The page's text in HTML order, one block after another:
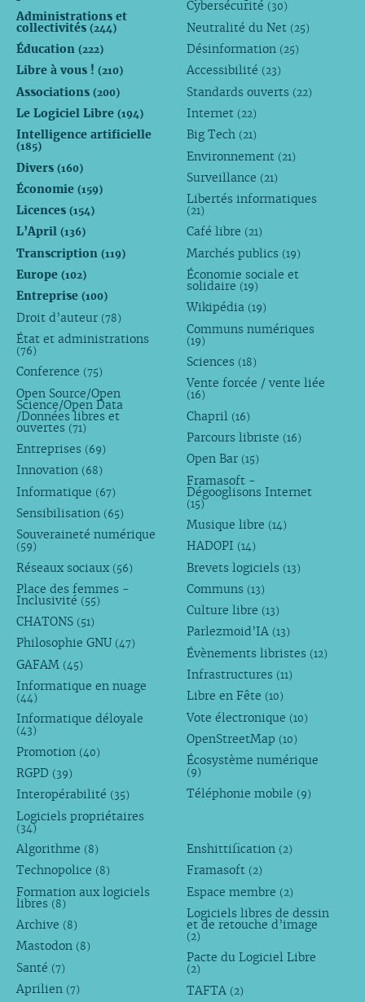
Administrations et
collectivités (244)
Éducation (222)
Libre à vous ! (210)
Associations (200)
Le Logiciel Libre (194)
Intelligence artificielle
(185)
Divers (160)
Économie (159)
Licences (154)
L’April (136)
Transcription (119)
Europe (102)
Entreprise (100)
Droit d’auteur (78)
État et administrations
(76)
Conference (75)
Open Source/Open
Science/Open Data
/Données libres et
ouvertes (71)
Entreprises (69)
Innovation (68)
Informatique (67)
Sensibilisation (65)
Souveraineté numérique
(59)
Réseaux sociaux (56)
Place des femmes -
Inclusivité (55)
CHATONS (51)
Philosophie GNU (47)
GAFAM (45)
Informatique en nuage
(44)
Informatique déloyale
(43)
Promotion (40)
RGPD (39)
Interopérabilité (35)
Logiciels propriétaires
(34)
Cybersécurité (30)
Neutralité du Net (25)
Désinformation (25)
Accessibilité (23)
Standards ouverts (22)
Internet (22)
Big Tech (21)
Environnement (21)
Surveillance (21)
Libertés informatiques
(21)
Café libre (21)
Marchés publics (19)
Économie sociale et
solidaire (19)
Wikipédia (19)
Communs numériques
(19)
Sciences (18)
Vente forcée / vente liée
(16)
Chapril (16)
Parcours libriste (16)
Open Bar (15)
Framasoft -
Dégooglisons Internet
(15)
Musique libre (14)
HADOPI (14)
Brevets logiciels (13)
Communs (13)
Culture libre (13)
Parlezmoid’IA (13)
Évènements libristes (12)
Infrastructures (11)
Libre en Fête (10)
Vote électronique (10)
OpenStreetMap (10)
Écosystème numérique
(9)
Téléphonie mobile (9)
Algorithme (8)
Technopolice (8)
Formation aux logiciels
libres (8)
Archive (8)
Mastodon (8)
Santé (7)
Aprilien (7)
Enshittification (2)
Framasoft (2)
Espace membre (2)
Logiciels libres de dessin
et de retouche d’image
(2)
Pacte du Logiciel Libre
(2)
TAFTA (2)